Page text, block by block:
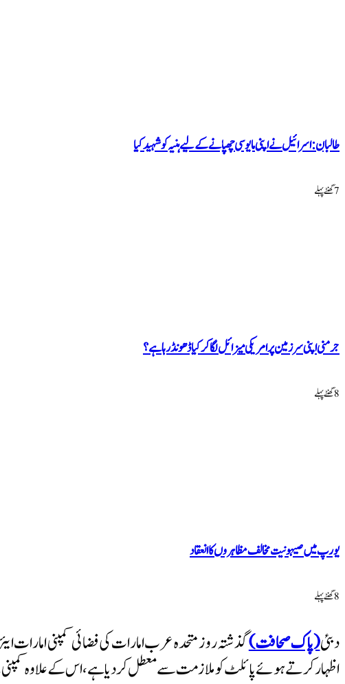
طالبان: اسرائیل نے اپنی مایوسی چھپانے کے لیے ہنیہ کو شہید کیا
7 گھنٹےپہلے
جرمنی اپنی سرزمین پر امریکی میزائل لگا کر کیا ڈھونڈ رہا ہے؟
8 گھنٹےپہلے
یورپ میں صیہونیت مخالف مظاہروں کا انعقاد
8 گھنٹےپہلے
دبئی(پاک صحافت)گذشتہ روز متحدہ عرب امارات کی فضائی کمپنی امارات
اظہار کرتے ہوئے پائلٹ کو ملازمت سے معطل کردیا ہے، اس کے علاوہ